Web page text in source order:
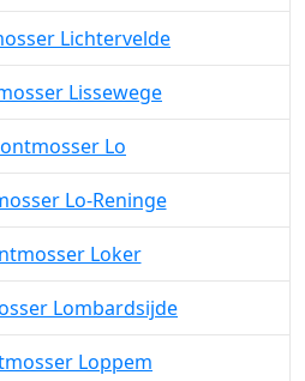
Lichtervelde
Lissewege
Lo
Lo-Reninge
Loker
Lombardsijde
Loppem